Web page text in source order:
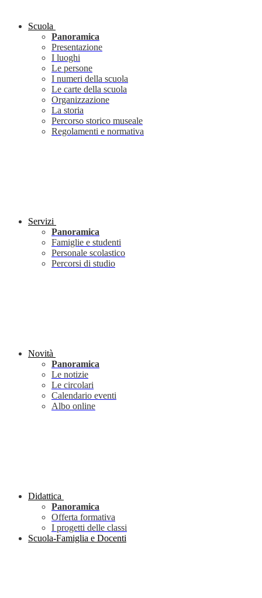
Scuola
Panoramica
Presentazione
I luoghi
Le persone
I numeri della scuola
Le carte della scuola
Organizzazione
La storia
Percorso storico museale
Regolamenti e normativa
Servizi
Panoramica
Famiglie e studenti
Personale scolastico
Percorsi di studio
Novità
Panoramica
Le notizie
Le circolari
Calendario eventi
Albo online
Didattica
Panoramica
Offerta formativa
I progetti delle classi
Scuola-Famiglia e Docenti